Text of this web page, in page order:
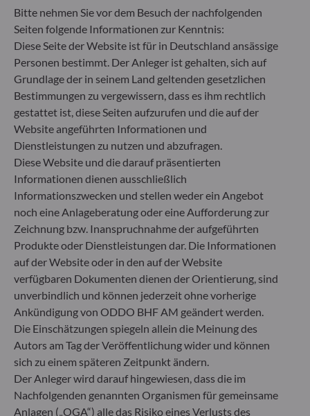
Nachhaltigkeitsinformationen (Sustainable
Finance Disclosure Regulation, SFDR) ist ein
Regelwerk der EU, das darauf abzielt, das
Nachhaltigkeitsprofil von Fonds transparent,
besser vergleichbar und für Endinvestoren besser
verständlich zu machen.
Artikel 6: Das Fondsmanagementteam
berücksichtigt bei der Anlageentscheidung keine
Nachhaltigkeitsrisiken oder nachteiligen
Auswirkungen von Anlageentscheidungen auf
Nachhaltigkeitsfaktoren.
Artikel 8: Das Fondsmanagementteam adressiert
Nachhaltigkeitsrisiken, indem es ESG-Kriterien
(Umwelt und/oder Soziales und/oder Governance)
in den Anlageentscheidungsprozess einbezieht.
Artikel 9: Das Fondsmanagementteam verfolgt ein
striktes nachhaltiges Anlageziel, das wesentlich zu
den Herausforderungen des ökologischen
Übergangs beiträgt, und adressiert
Nachhaltigkeitsrisiken durch Ratings, die vom
externen ESG-Datenanbieter der
Verwaltungsgesellschaft bereitgestellt werden.
Bitte nehmen Sie vor dem Besuch der nachfolgenden
Seiten folgende Informationen zur Kenntnis:
Diese Seite der Website ist für in Deutschland ansässige
Personen bestimmt. Der Anleger ist gehalten, sich auf
Grundlage der in seinem Land geltenden gesetzlichen
Bestimmungen zu vergewissern, dass es ihm rechtlich
gestattet ist, diese Seiten aufzurufen und die auf der
Website angeführten Informationen und
Dienstleistungen zu nutzen und abzufragen.
Diese Website und die darauf präsentierten
Informationen dienen ausschließlich
Informationszwecken und stellen weder ein Angebot
noch eine Anlageberatung oder eine Aufforderung zur
Zeichnung bzw. Inanspruchnahme der aufgeführten
Produkte oder Dienstleistungen dar. Die Informationen
auf der Website oder in den auf der Website
verfügbaren Dokumenten dienen der Orientierung, sind
unverbindlich und können jederzeit ohne vorherige
Ankündigung von ODDO BHF AM geändert werden.
Die Einschätzungen spiegeln allein die Meinung des
Autors am Tag der Veröffentlichung wider und können
sich zu einem späteren Zeitpunkt ändern.
Der Anleger wird darauf hingewiesen, dass die im
Nachfolgenden genannten Organismen für gemeinsame
Anlagen („OGA“) alle das Risiko eines Verlusts des